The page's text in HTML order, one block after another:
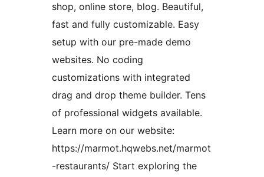
shop, online store, blog. Beautiful,
fast and fully customizable. Easy
setup with our pre-made demo
websites. No coding
customizations with integrated
drag and drop theme builder. Tens
of professional widgets available.
Learn more on our website:
https://marmot.hqwebs.net/marmot
-restaurants/ Start exploring the